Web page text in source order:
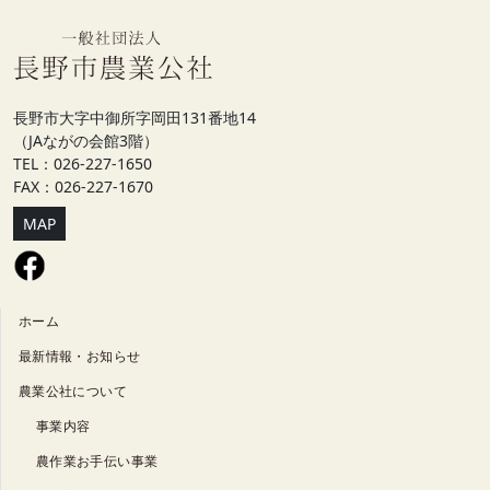
長野市大字中御所字岡田131番地14
（JAながの会館3階）
TEL：026-227-1650
FAX：026-227-1670
MAP
ホーム
最新情報・お知らせ
農業公社について
事業内容
農作業お手伝い事業